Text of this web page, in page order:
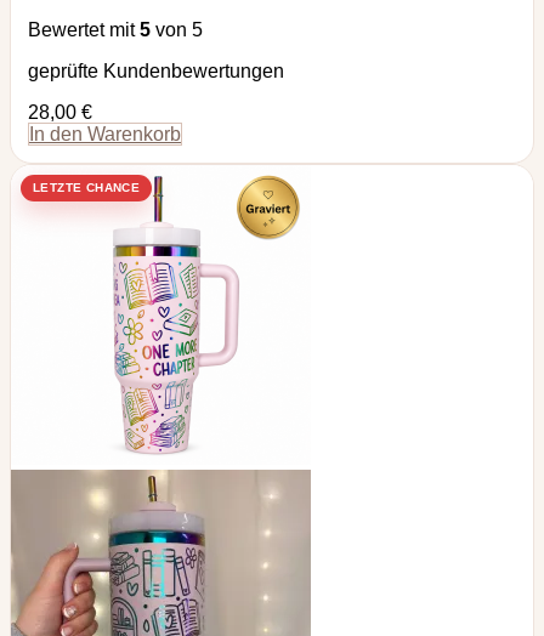
Bewertet mit5 von 5
geprüfte Kundenbewertungen
28,00 €
In den Warenkorb
LETZTE CHANCE